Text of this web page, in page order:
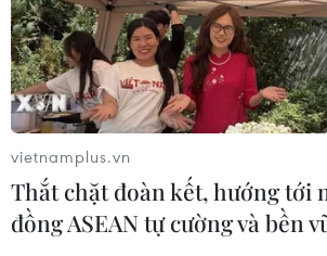
Bác sỹ Đinh Văn Tương, Trưởng
viện Đa khoa huyện Hương
cho biết, sáng 27/3, Khoa tiếp
người đều ở xã Hòa Hải nhập
trạng sốt cao, rét run, đau
ngoài.
Như vậy, trong hai ngày 26 và 27/
nhận tổng số 41 bệnh nhân là
vietnamplus.vn
Thắt chặt đoàn kết, hướng tới
đồng ASEAN tự cường và bền